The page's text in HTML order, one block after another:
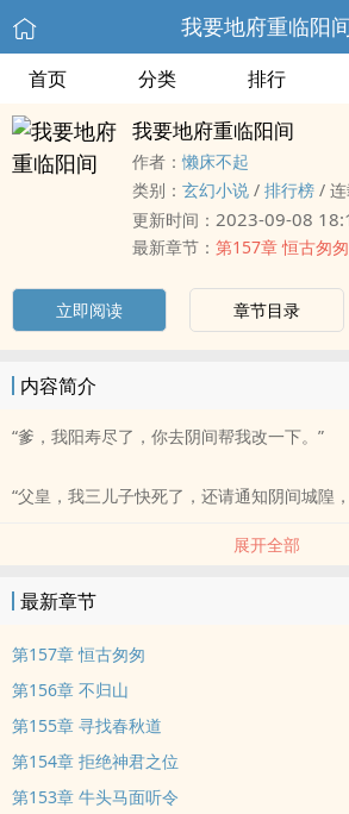
我要地府重临阳
首页 分类 排行
我要地府重临阳间
作者：懒床不起
类别： 玄幻小说 / 排行榜 /
更新时间： 2023-09-08
最新章节： 第157章 恒古匆匆
立即阅读 章节目录
内容简介
“爹，我阳寿尽了，你去阴间帮我改一下。”
“父皇，我三儿子快死了，还请通知阴间城隍
“司君，生死簿拿来，为我孙子续命五百年！”
这片天地，阳间鼎盛，阴间没落，无力监察众
有阳间修者随意进入阴间，更改生死簿，践踏
天地混乱，阳盛阴衰！
展开全部
最新章节
第157章 恒古匆匆
第156章 不归山
第155章 寻找春秋道
第154章 拒绝神君之位
第153章 牛头马面听令